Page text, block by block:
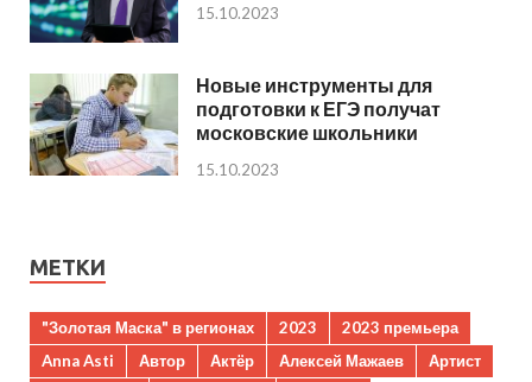
15.10.2023
Новые инструменты для
подготовки к ЕГЭ получат
московские школьники
15.10.2023
МЕТКИ
"Золотая Маска" в регионах 2023
2023 премьера
Anna Asti
Автор Актёр Алексей Мажаев
Артист